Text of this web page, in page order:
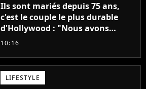
Ils sont mariés depuis 75 ans,
c'est le couple le plus durable
d'Hollywood : "Nous avons
avancé jour après jour, et les
décennies"
10:16
LIFESTYLE